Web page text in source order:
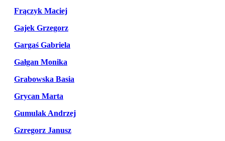
Frączyk Maciej
Gajek Grzegorz
Gargaś Gabriela
Gałgan Monika
Grabowska Basia
Grycan Marta
Gumulak Andrzej
Gzregorz Janusz